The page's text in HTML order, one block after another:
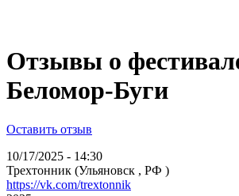
Отзывы о
Беломор-Буги
Оставить отзыв
10/17/2025 - 14:30
Трехтонник (Ульяновск , РФ )
https://vk.com/trextonnik